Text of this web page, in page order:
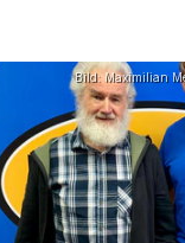
Bild: Maximilian